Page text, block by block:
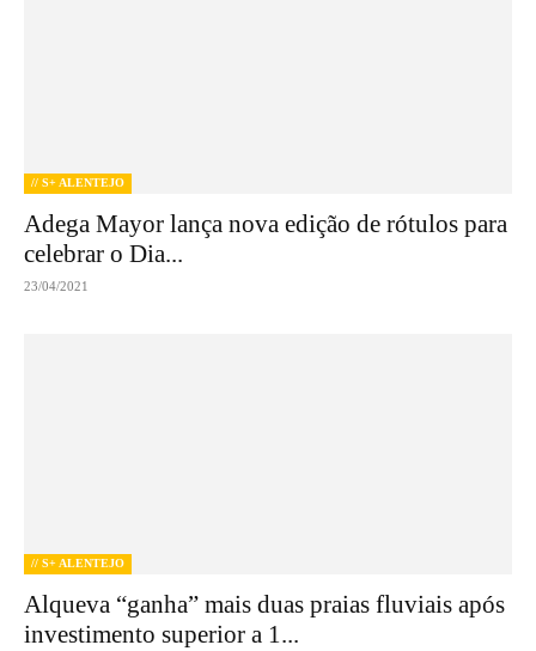
// S+ ALENTEJO
Adega Mayor lança nova edição de rótulos para
celebrar o Dia...
23/04/2021
// S+ ALENTEJO
Alqueva “ganha” mais duas praias fluviais após
investimento superior a 1...